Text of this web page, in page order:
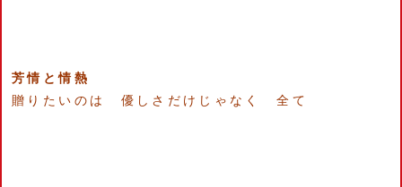
芳情と情熱
贈りたいのは 優しさだけじゃなく 全て